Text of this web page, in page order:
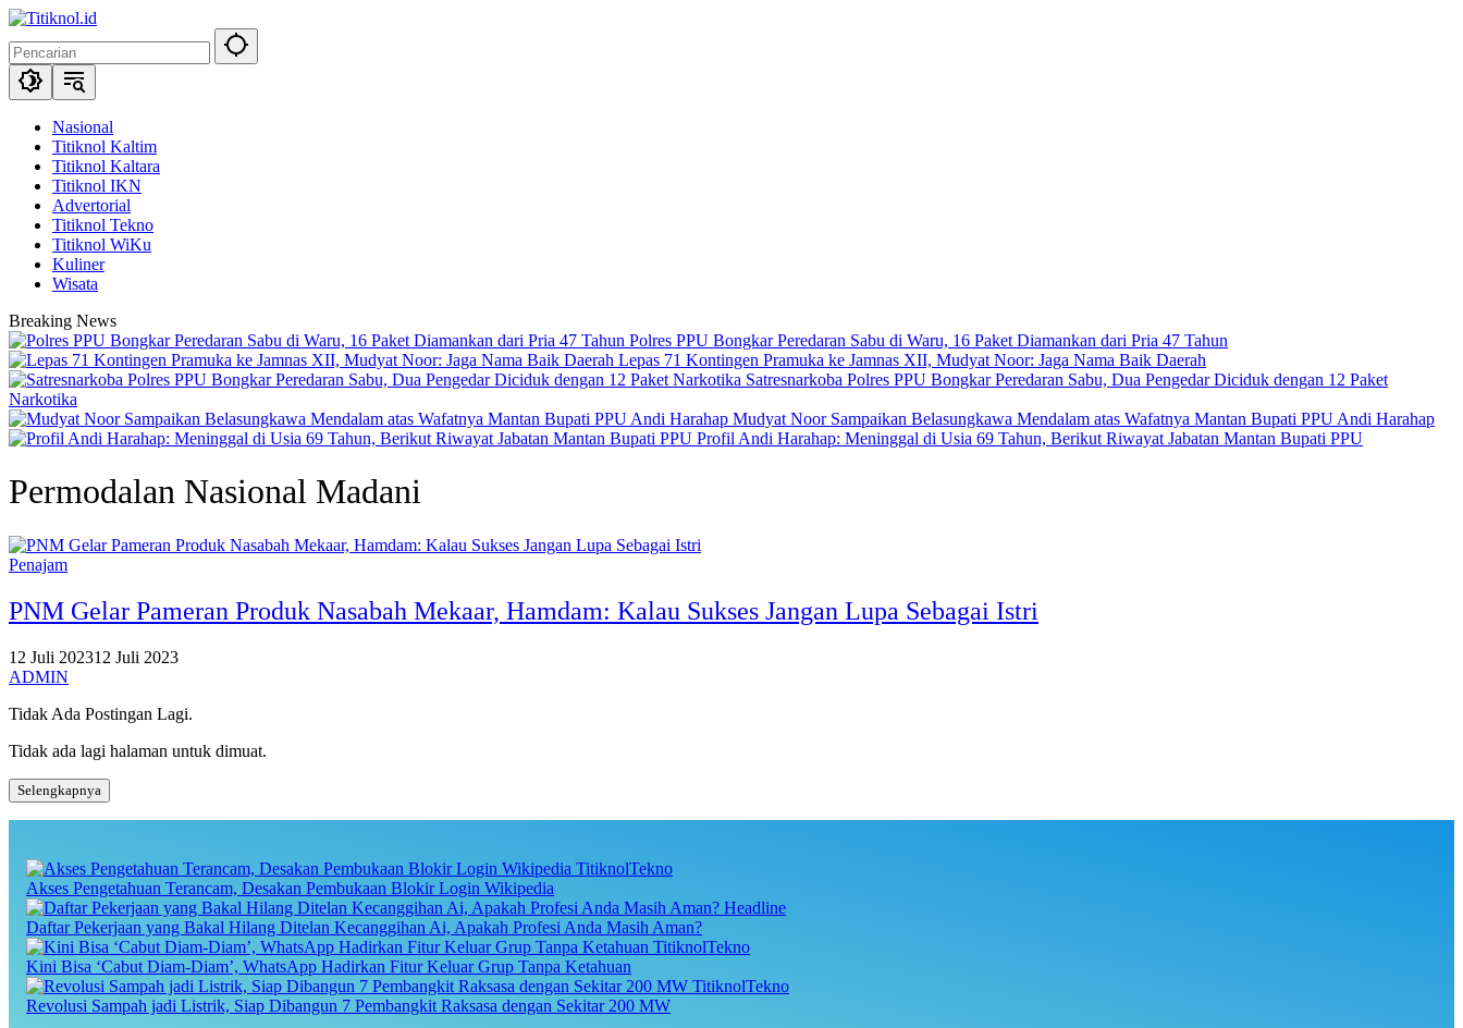
Langsung
konten
Nasional
Titiknol Kaltim
Titiknol Kaltara
Titiknol IKN
Advertorial
Titiknol Tekno
Titiknol WiKu
Kuliner
Wisata
Breaking News
Polres PPU Bongkar Peredaran Sabu di Waru, 16 Paket Diamankan dari Pria 47 Tahun
Lepas 71 Kontingen Pramuka ke Jamnas XII, Mudyat Noor: Jaga Nama Baik Daerah
Satresnarkoba Polres PPU Bongkar Peredaran Sabu, Dua Pengedar Diciduk dengan 12 Paket
Narkotika
Mudyat Noor Sampaikan Belasungkawa Mendalam atas Wafatnya Mantan Bupati PPU Andi Harahap
Profil Andi Harahap: Meninggal di Usia 69 Tahun, Berikut Riwayat Jabatan Mantan Bupati PPU
Permodalan Nasional Madani
Penajam
PNM Gelar Pameran Produk Nasabah Mekaar, Hamdam: Kalau Sukses Jangan Lupa Sebagai Istri
12 Juli 202312 Juli 2023
ADMIN
Tidak Ada Postingan Lagi.
Tidak ada lagi halaman untuk dimuat.
Selengkapnya
TitiknolTekno
Akses Pengetahuan Terancam, Desakan Pembukaan Blokir Login Wikipedia
Headline
Daftar Pekerjaan yang Bakal Hilang Ditelan Kecanggihan Ai, Apakah Profesi Anda Masih Aman?
TitiknolTekno
Kini Bisa ‘Cabut Diam-Diam’, WhatsApp Hadirkan Fitur Keluar Grup Tanpa Ketahuan
TitiknolTekno
Revolusi Sampah jadi Listrik, Siap Dibangun 7 Pembangkit Raksasa dengan Sekitar 200 MW